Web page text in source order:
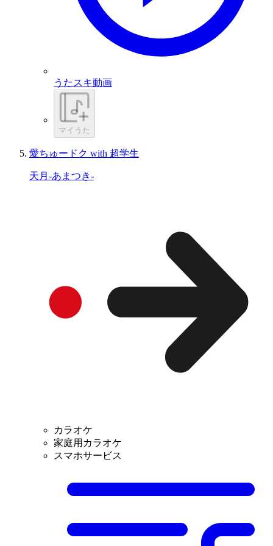
うたスキ動画
マイうた
愛ちゅードク with 超学生
天月-あまつき-
カラオケ
家庭用カラオケ
スマホサービス